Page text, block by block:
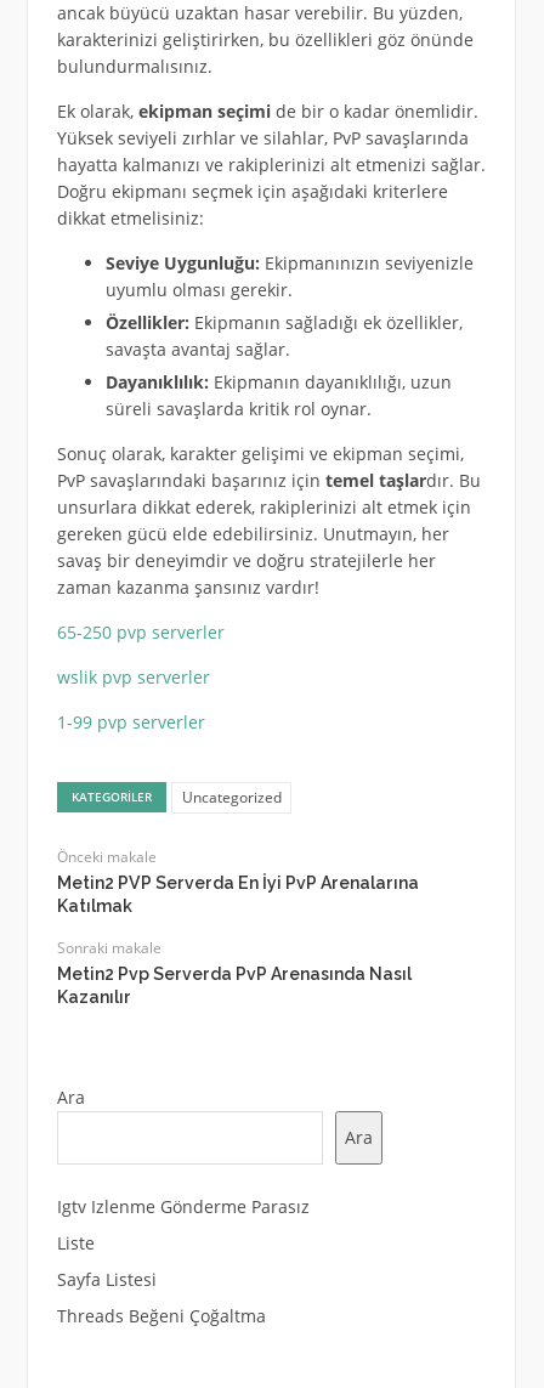
ancak büyücü uzaktan hasar verebilir. Bu yüzden,
karakterinizi geliştirirken, bu özellikleri göz önünde
bulundurmalısınız.
Ek olarak, ekipman seçimide bir o kadar önemlidir.
Yüksek seviyeli zırhlar ve silahlar, PvP savaşlarında
hayatta kalmanızı ve rakiplerinizi alt etmenizi sağlar.
Doğru ekipmanı seçmek için aşağıdaki kriterlere
dikkat etmelisiniz:
Seviye Uygunluğu: Ekipmanınızın seviyenizle
uyumlu olması gerekir.
Özellikler: Ekipmanın sağladığı ek özellikler,
savaşta avantaj sağlar.
Dayanıklılık: Ekipmanın dayanıklılığı, uzun
süreli savaşlarda kritik rol oynar.
Sonuç olarak, karakter gelişimi ve ekipman seçimi,
PvP savaşlarındaki başarınız için temel taşlardır. Bu
unsurlara dikkat ederek, rakiplerinizi alt etmek için
gereken gücü elde edebilirsiniz. Unutmayın, her
savaş bir deneyimdir ve doğru stratejilerle her
zaman kazanma şansınız vardır!
65-250 pvp serverler
wslik pvp serverler
1-99 pvp serverler
KATEGORILER Uncategorized
Önceki makale
Metin2 PVP Serverda En İyi PvP Arenalarına
Katılmak
Sonraki makale
Metin2 Pvp Serverda PvP Arenasında Nasıl
Kazanılır
Ara
Ara
Igtv Izlenme Gönderme Parasız
Liste
Sayfa Listesi
Threads Beğeni Çoğaltma